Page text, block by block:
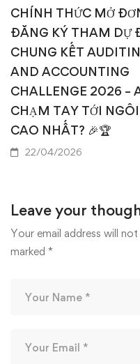
CHÍNH THỨC MỞ
ĐĂNG KÝ THAM DỰ
CHUNG KẾT
AND ACCOUNTING
CHALLENGE 2026 –
CHẠM TAY TỚI
CAO NHẤT? 🎉🏆
22/04/2026
Leave your
Your email address will
marked *